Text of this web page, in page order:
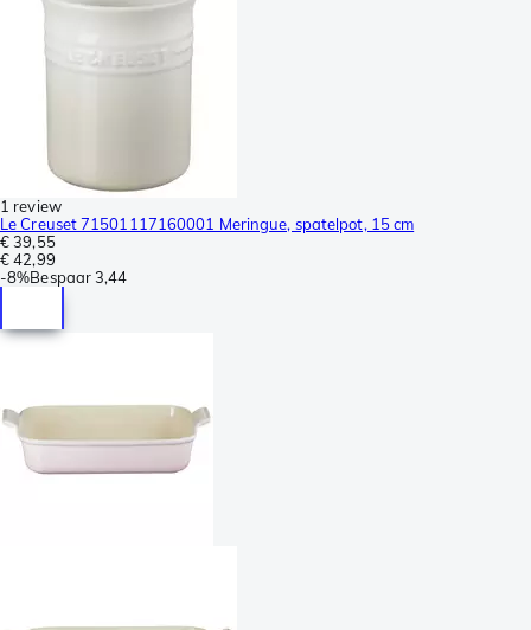
1 review
Le Creuset 71501117160001 Meringue, spatelpot, 15 cm
€ 39,55
€ 42,99
-8%Bespaar3,44